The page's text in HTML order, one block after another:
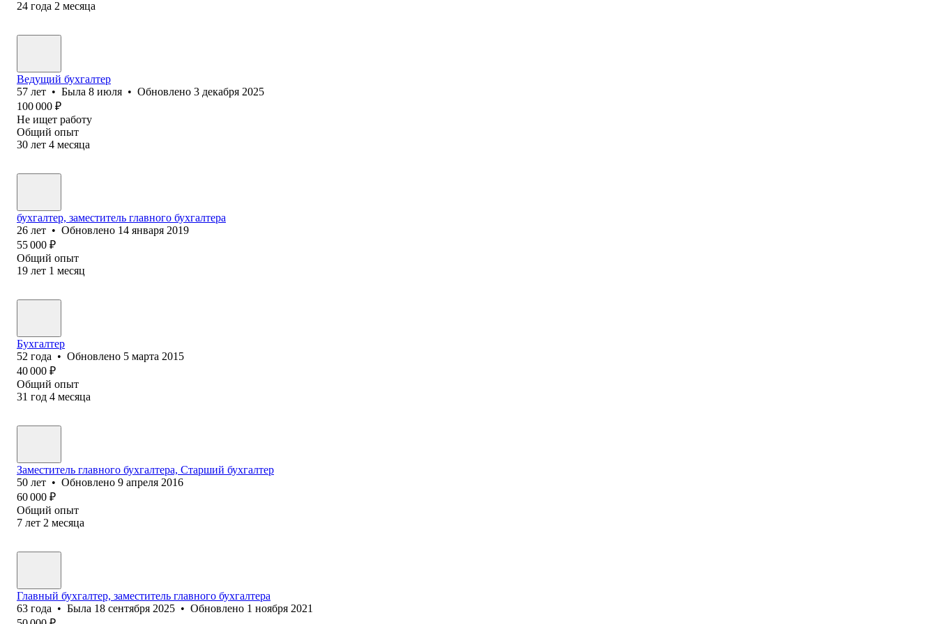
24 года 2 месяца
Ведущий бухгалтер
57 лет • Была 8 июля • Обновлено 3 декабря 2025
100 000 ₽
Не ищет работу
Общий опыт
30 лет 4 месяца
бухгалтер, заместитель главного бухгалтера
26 лет • Обновлено 14 января 2019
55 000 ₽
Общий опыт
19 лет 1 месяц
Бухгалтер
52 года • Обновлено 5 марта 2015
40 000 ₽
Общий опыт
31 год 4 месяца
Заместитель главного бухгалтера, Старший бухгалтер
50 лет • Обновлено 9 апреля 2016
60 000 ₽
Общий опыт
7 лет 2 месяца
Главный бухгалтер, заместитель главного бухгалтера
63 года • Была 18 сентября 2025 • Обновлено 1 ноября 2021